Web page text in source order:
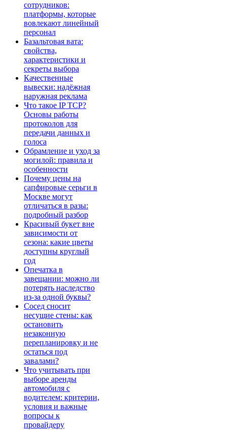
сотрудников:
платформы, которые
вовлекают линейный
персонал
Базальтовая вата:
свойства,
характеристики и
секреты выбора
Качественные
вывески: надёжная
наружная реклама
Что такое IP TCP?
Основы работы
протоколов для
передачи данных и
голоса
Обрамление и уход за
могилой: правила и
особенности
Почему цены на
сапфировые серьги в
Москве могут
отличаться в разы:
подробный разбор
Красивый букет вне
зависимости от
сезона: какие цветы
доступны круглый
год
Опечатка в
завещании: можно ли
потерять наследство
из-за одной буквы?
Сосед сносит
несущие стены: как
остановить
незаконную
перепланировку и не
остаться под
завалами?
Что учитывать при
выборе аренды
автомобиля с
водителем: критерии,
условия и важные
вопросы к
провайдеру